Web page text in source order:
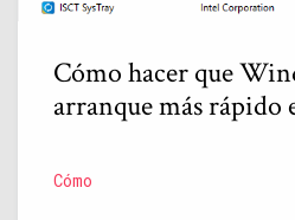
Cómo hacer que
arranque más rápido
Cómo